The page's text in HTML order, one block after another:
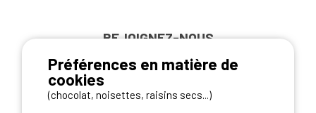
REJOIGNEZ-NOUS
Préférences en matière de
cookies
(chocolat, noisettes, raisins secs...)